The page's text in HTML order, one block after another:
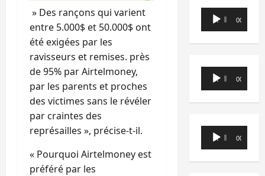
» Des rançons qui varient
entre 5.000$ et 50.000$ ont
été exigées par les
ravisseurs et remises. près
de 95% par Airtelmoney,
par les parents et proches
des victimes sans le révéler
par craintes des
représailles », précise-t-il.
« Pourquoi Airtelmoney est
préféré par les
Lecteur
audio
00:00 00:00
Lecteur
audio
00:00 00:00
Lecteur
audio
00:00 00:00